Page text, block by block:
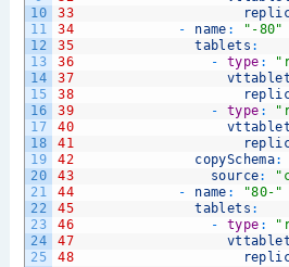
10
11
12
13
14
15
16
17
18
19
20
21
22
23
24
25
33
34
- name :
"-80"
35
tablets :
36
- type :
37
vttablet
38
39
- type :
40
vttablet
41
42
copySchema:
43
source:
44
- name :
"80-"
45
tablets :
46
- type :
47
vttablet
48